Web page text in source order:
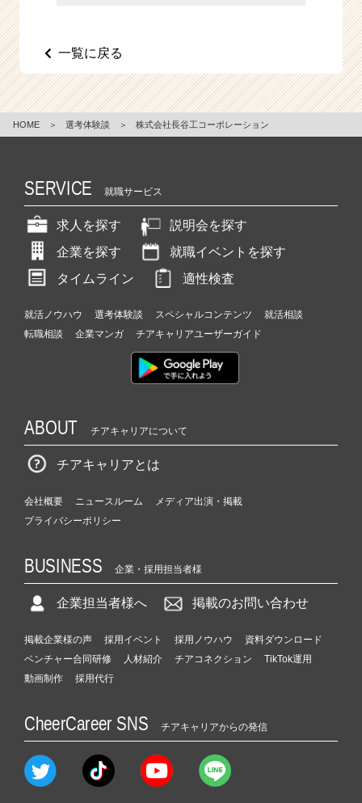
一覧に戻る
HOME ＞ 選考体験談 ＞ 株式会社長谷工コーポレーション
SERVICE 就職サービス
求人を探す
説明会を探す
企業を探す
就職イベントを探す
タイムライン
適性検査
就活ノウハウ 選考体験談 スペシャルコンテンツ
就活相談
転職相談
企業マンガ チアキャリアユーザーガイド
ABOUT チアキャリアについて
チアキャリアとは
会社概要 ニュースルーム
メディア出演・掲載
プライバシーポリシー
BUSINESS 企業・採用担当者様
企業担当者様へ 掲載のお問い合わせ
掲載企業様の声 採用イベント 採用ノウハウ
資料ダウンロード
ベンチャー合同研修
人材紹介 チアコネクション
TikTok運用
動画制作
採用代行
CheerCareer SNS チアキャリアからの発信